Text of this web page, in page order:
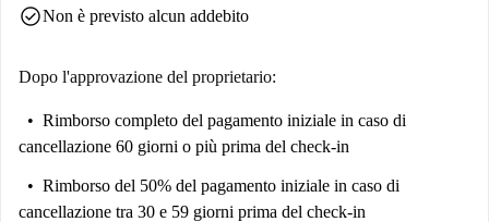
check_circleNon è previsto alcun addebito
Dopo l'approvazione del proprietario:
Rimborso completo del pagamento iniziale in caso di
cancellazione 60 giorni o più prima del check-in
Rimborso del 50% del pagamento iniziale in caso di
cancellazione tra 30 e 59 giorni prima del check-in